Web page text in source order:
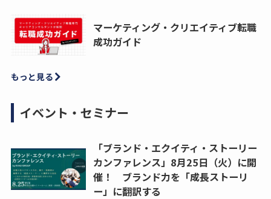
マーケティング・クリエイティブ転職
成功ガイド
もっと見る
イベント・セミナー
「ブランド・エクイティ・ストーリー
カンファレンス」8月25日（火）に開
催！ ブランド力を「成長ストーリ
ー」に翻訳する